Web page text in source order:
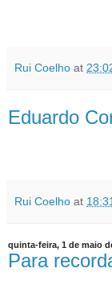
Rui Coelho at
Eduardo
Rui Coelho at 18:31
quinta-feira, 1 de maio
Para